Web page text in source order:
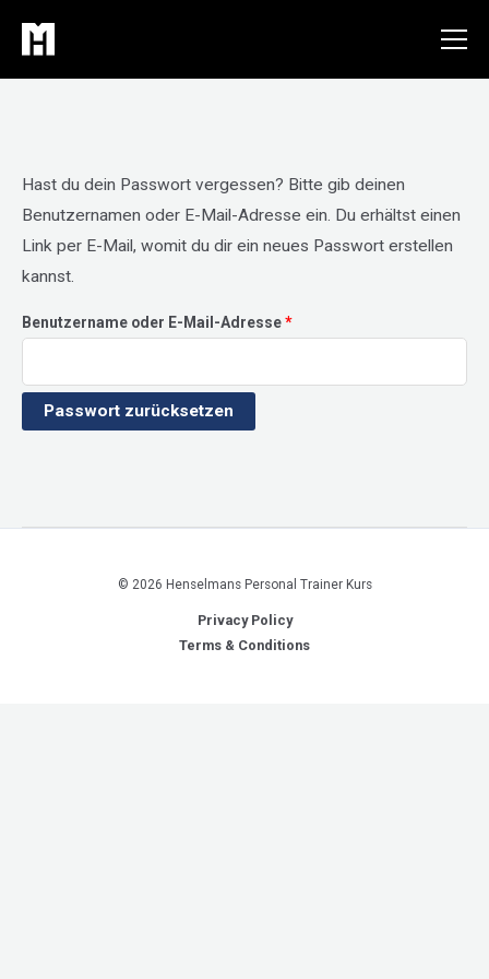
Inhalt
springen
Hast du dein Passwort vergessen? Bitte gib deinen
Benutzernamen oder E-Mail-Adresse ein. Du erhältst einen
Link per E-Mail, womit du dir ein neues Passwort erstellen
kannst.
Benutzername oder E-Mail-Adresse*Erforderlich
Passwort zurücksetzen
© 2026 Henselmans Personal Trainer Kurs
Privacy Policy
Terms & Conditions